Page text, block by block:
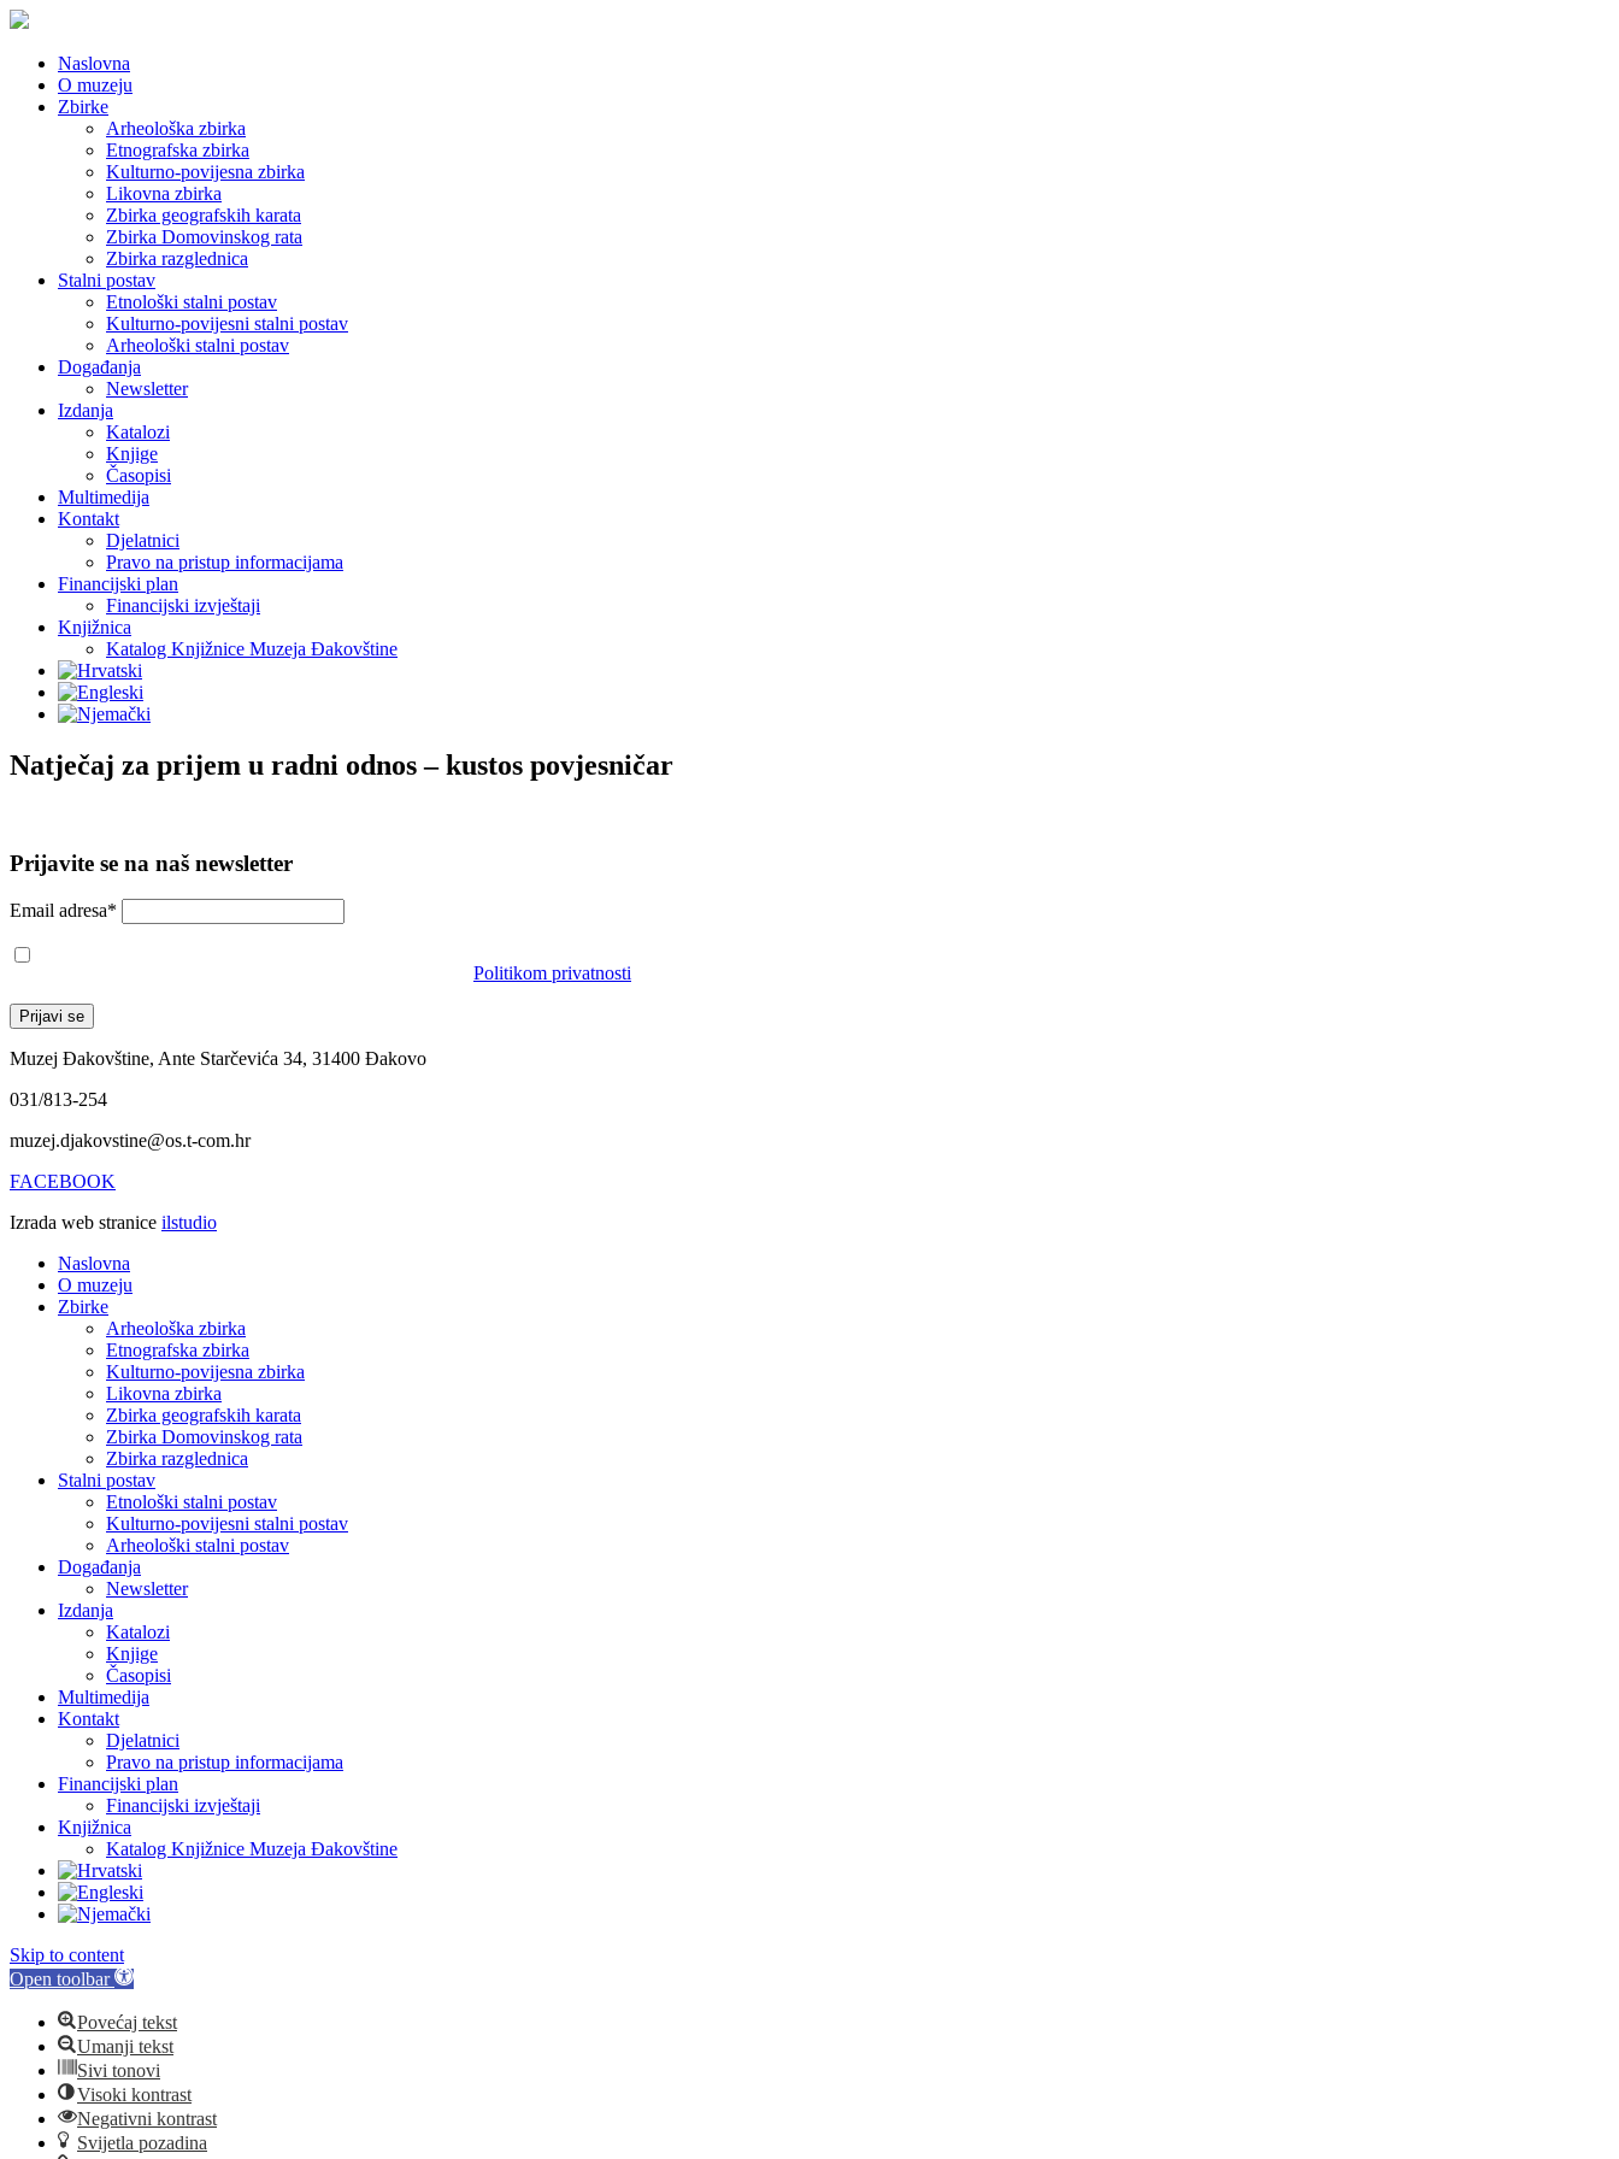
Naslovna
O muzeju
Zbirke
Arheološka zbirka
Etnografska zbirka
Kulturno-povijesna zbirka
Likovna zbirka
Zbirka geografskih karata
Zbirka Domovinskog rata
Zbirka razglednica
Stalni postav
Etnološki stalni postav
Kulturno-povijesni stalni postav
Arheološki stalni postav
Događanja
Newsletter
Izdanja
Katalozi
Knjige
Časopisi
Multimedija
Kontakt
Djelatnici
Pravo na pristup informacijama
Financijski plan
Financijski izvještaji
Knjižnica
Katalog Knjižnice Muzeja Đakovštine
Natječaj za prijem u radni odnos – kustos povjesničar
Prijavite se na naš newsletter
Email adresa*
Politikom privatnosti
Muzej Đakovštine, Ante Starčevića 34, 31400 Đakovo
031/813-254
muzej.djakovstine@os.t-com.hr
FACEBOOK
Izrada web stranice ilstudio
Naslovna
O muzeju
Zbirke
Arheološka zbirka
Etnografska zbirka
Kulturno-povijesna zbirka
Likovna zbirka
Zbirka geografskih karata
Zbirka Domovinskog rata
Zbirka razglednica
Stalni postav
Etnološki stalni postav
Kulturno-povijesni stalni postav
Arheološki stalni postav
Događanja
Newsletter
Izdanja
Katalozi
Knjige
Časopisi
Multimedija
Kontakt
Djelatnici
Pravo na pristup informacijama
Financijski plan
Financijski izvještaji
Knjižnica
Katalog Knjižnice Muzeja Đakovštine
Skip to content
Open toolbar
Povećaj tekst
Umanji tekst
Sivi tonovi
Visoki kontrast
Negativni kontrast
Svijetla pozadina